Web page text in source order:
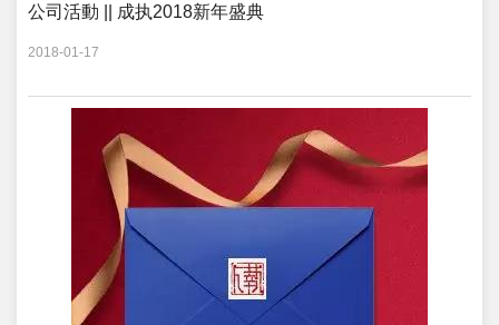
公司活動 || 成执2018新年盛典
2018-01-17